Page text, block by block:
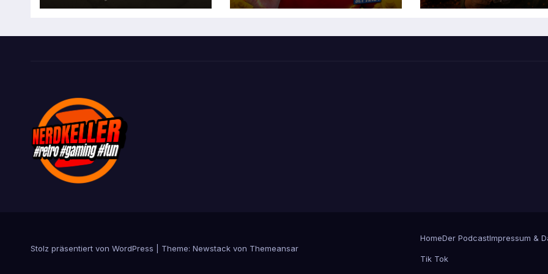
Stolz präsentiert von WordPress Theme: Newstack von Themeansar
HomeDer PodcastImpressum &
Tik Tok